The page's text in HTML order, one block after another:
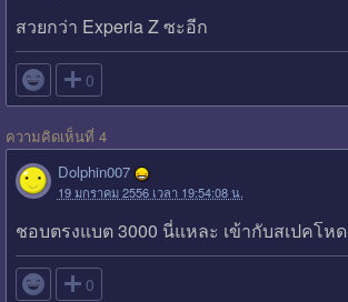
สวยกว่า Experia Z ซะอีก
 0
ความคิดเห็นที่ 4
Dolphin007
19 มกราคม 2556 เวลา 19:54:08 น.
ชอบตรงแบต 3000 นี่แหละ เข้ากับสเปคโห
 0